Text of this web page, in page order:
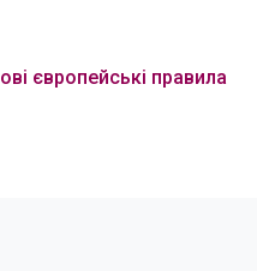
європейські правила